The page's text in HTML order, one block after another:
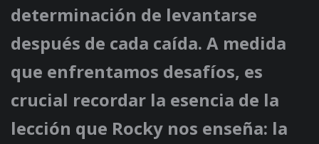
determinación de levantarse
después de cada caída. A medida
que enfrentamos desafíos, es
crucial recordar la esencia de la
lección que Rocky nos enseña: la